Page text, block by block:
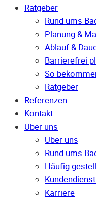
Ratgeber
Rund ums
Planung &
Ablauf &
Barrierefrei
So
Ratgeber
Referenzen
Kontakt
Über uns
Über uns
Rund ums
Häufig
Karriere